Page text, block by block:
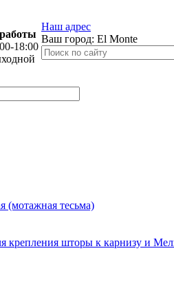
18:00
Наш адрес
Ваш город: El Monte
(мотажная тесьма)
крепления шторы к карнизу и